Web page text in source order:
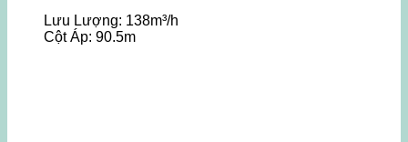
Lưu Lượng: 138m³/h
Cột Áp: 90.5m